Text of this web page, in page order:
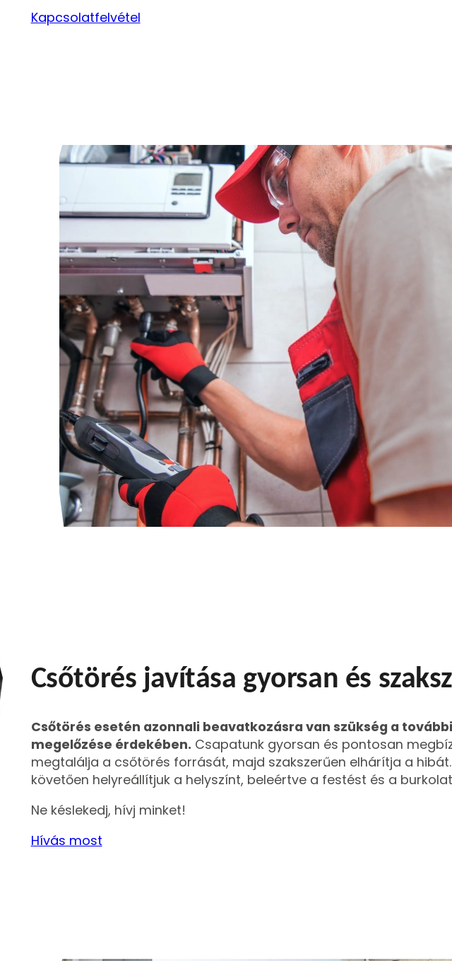
Kapcsolatfelvétel
Csőtörés javítása gyorsan és
Csőtörés esetén azonnali beavatkozásra van szükség a
megelőzése érdekében. Csapatunk gyorsan és pontosan
megtalálja a csőtörés forrását, majd szakszerűen elhárítja a
követően helyreállítjuk a helyszínt, beleértve a festést és a
Ne késlekedj, hívj minket!
Hívás most